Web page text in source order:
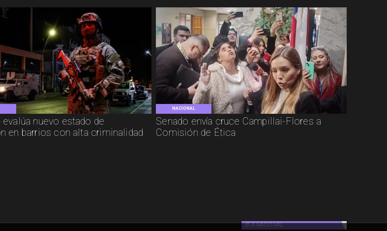
evalúa nuevo estado de
en barrios con alta criminalidad
NACIONAL
Senado envía cruce Campillai-Flores a
Comisión de Ética
IR A NACIONAL